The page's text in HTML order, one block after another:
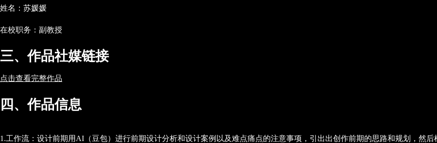
姓名：苏媛媛
在校职务：副教授
三、作品社媒链接
点击查看完整作品
四、作品信息
1.工作流：设计前期用AI（豆包）进行前期设计分析和设计案例以及难点痛点的注意事项，引出出创作前期的思路和规划，然